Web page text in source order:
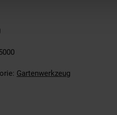
Gartenwerkzeug